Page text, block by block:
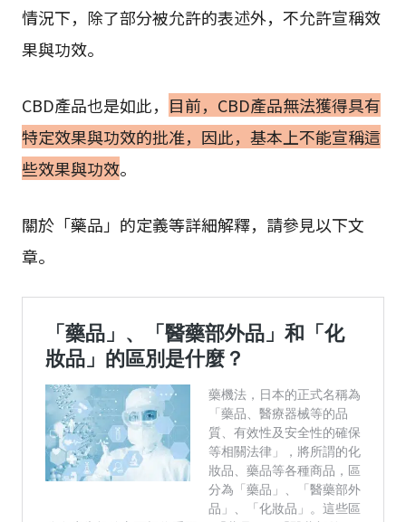
情況下，除了部分被允許的表述外，不允許宣稱效
果與功效。
CBD產品也是如此， 目前，CBD產品無法獲得具有
特定效果與功效的批准，因此，基本上不能宣稱這
些效果與功效。
關於「藥品」的定義等詳細解釋，請參見以下文
章。